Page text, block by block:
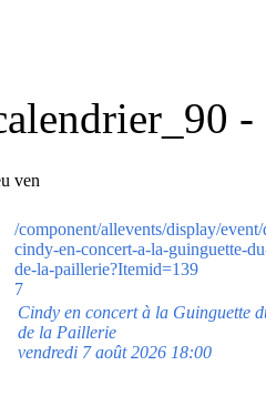
ven
/component/allevents/display/
cindy-en-concert-a-la-guinguette-
de-la-paillerie?Itemid=139
7
Cindy en concert à la Guinguette
de la Paillerie
vendredi 7 août 2026 18:00